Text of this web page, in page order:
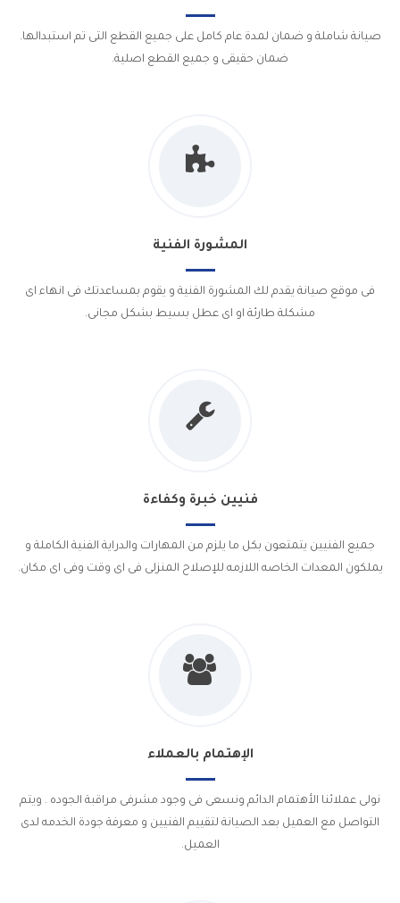
صيانة شاملة و ضمان لمدة عام كامل على جميع القطع التى تم استبدالها.
ضمان حقيقى و جميع القطع اصلية.
المشورة الفنية
فى موقع صيانة يقدم لك المشورة الفنية و يقوم بمساعدتك فى انهاء اى
مشكلة طارئة او اى عطل بسيط بشكل مجانى.
فنيين خبرة وكفاءة
جميع الفنيين يتمتعون بكل ما يلزم من المهارات والدراية الفنية الكاملة و
يملكون المعدات الخاصه اللازمه للإصلاح المنزلى فى اى وقت وفى اى مكان.
الإهتمام بالعملاء
نولى عملائنا الأهتمام الدائم ونسعى فى وجود مشرفى مراقبة الجوده . ويتم
التواصل مع العميل بعد الصيانة لتقييم الفنيين و معرفة جودة الخدمه لدى
العميل.